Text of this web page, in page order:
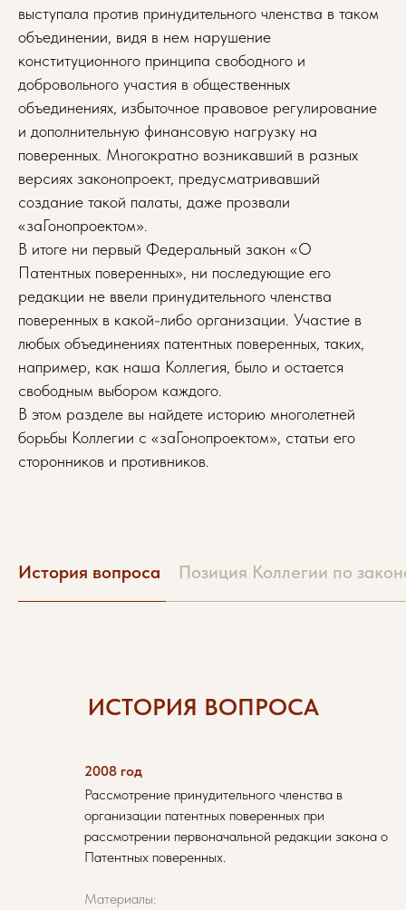
выступала против принудительного членства в таком
объединении, видя в нем нарушение
конституционного принципа свободного и
добровольного участия в общественных
объединениях, избыточное правовое регулирование
и дополнительную финансовую нагрузку на
поверенных. Многократно возникавший в разных
версиях законопроект, предусматривавший
создание такой палаты, даже прозвали
«заГонопроектом».
В итоге ни первый Федеральный закон «О
Патентных поверенных», ни последующие его
редакции не ввели принудительного членства
поверенных в какой-либо организации. Участие в
любых объединениях патентных поверенных, таких,
например, как наша Коллегия, было и остается
свободным выбором каждого.
В этом разделе вы найдете историю многолетней
борьбы Коллегии с «заГонопроектом», статьи его
сторонников и противников.
История вопроса Позиция Коллегии по
ИСТОРИЯ ВОПРОСА
2008 год
Рассмотрение принудительного членства в
организации патентных поверенных при
рассмотрении первоначальной редакции закона о
Патентных поверенных.
Материалы: